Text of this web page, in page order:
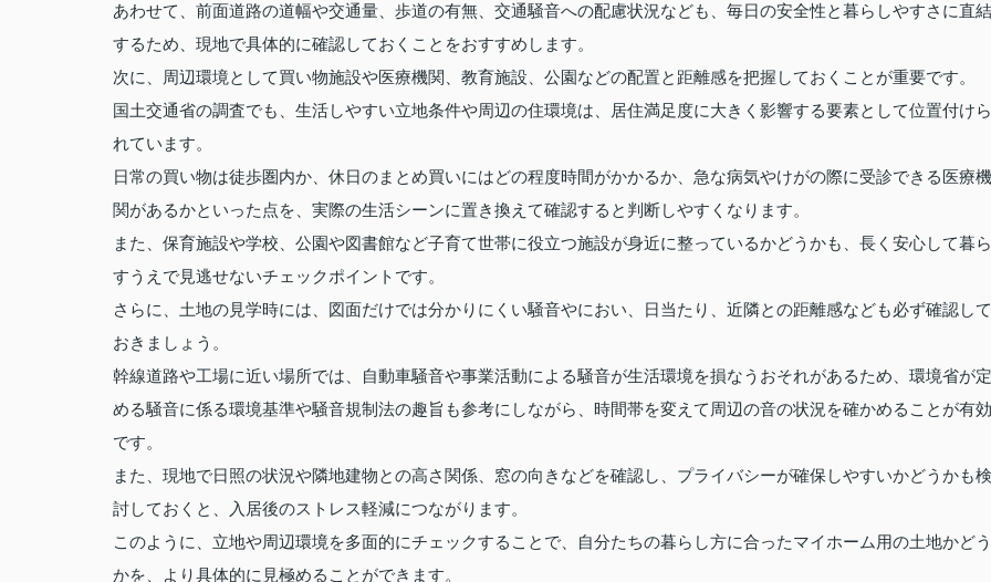
あわせて、前面道路の道幅や交通量、歩道の有無、交通騒音への配慮状況なども、毎日の安全性と暮らしやすさに直結
するため、現地で具体的に確認しておくことをおすすめします。
次に、周辺環境として買い物施設や医療機関、教育施設、公園などの配置と距離感を把握しておくことが重要です。
国土交通省の調査でも、生活しやすい立地条件や周辺の住環境は、居住満足度に大きく影響する要素として位置付けら
れています。
日常の買い物は徒歩圏内か、休日のまとめ買いにはどの程度時間がかかるか、急な病気やけがの際に受診できる医療機
関があるかといった点を、実際の生活シーンに置き換えて確認すると判断しやすくなります。
また、保育施設や学校、公園や図書館など子育て世帯に役立つ施設が身近に整っているかどうかも、長く安心して暮ら
すうえで見逃せないチェックポイントです。
さらに、土地の見学時には、図面だけでは分かりにくい騒音やにおい、日当たり、近隣との距離感なども必ず確認して
おきましょう。
幹線道路や工場に近い場所では、自動車騒音や事業活動による騒音が生活環境を損なうおそれがあるため、環境省が定
める騒音に係る環境基準や騒音規制法の趣旨も参考にしながら、時間帯を変えて周辺の音の状況を確かめることが有効
です。
また、現地で日照の状況や隣地建物との高さ関係、窓の向きなどを確認し、プライバシーが確保しやすいかどうかも検
討しておくと、入居後のストレス軽減につながります。
このように、立地や周辺環境を多面的にチェックすることで、自分たちの暮らし方に合ったマイホーム用の土地かどう
かを、より具体的に見極めることができます。